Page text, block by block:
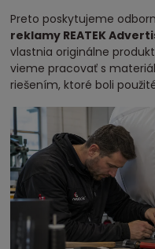
Preto poskytujeme
reklamy REATEK
vlastnia originálne
vieme pracovať s
riešením, ktoré boli